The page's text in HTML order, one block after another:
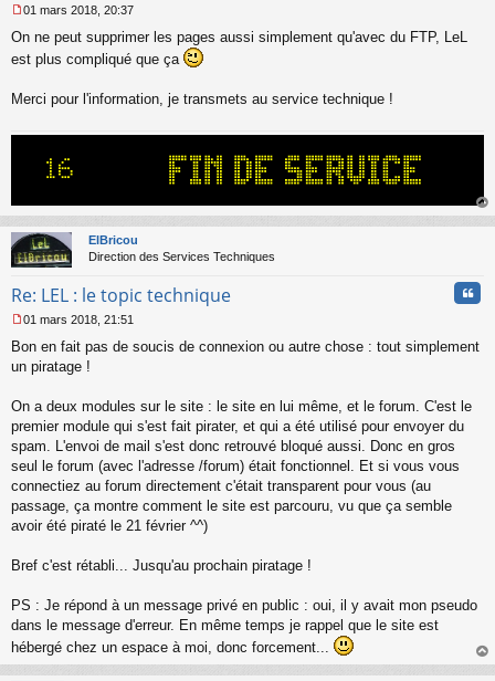
e
s
g
n
u
01 mars 2018, 20:37
On ne peut supprimer les pages aussi simplement qu'avec du FTP, LeL
est plus compliqué que ça
Merci pour l'information, je transmets au service technique !
au
ElBricou
Direction des Services Techniques
Re: LEL : le topic technique
e
s
g
e
n
o
n
u
01 mars 2018, 21:51
Bon en fait pas de soucis de connexion ou autre chose : tout simplement
un piratage !
On a deux modules sur le site : le site en lui même, et le forum. C'est le
premier module qui s'est fait pirater, et qui a été utilisé pour envoyer du
spam. L'envoi de mail s'est donc retrouvé bloqué aussi. Donc en gros
seul le forum (avec l'adresse /forum) était fonctionnel. Et si vous vous
connectiez au forum directement c'était transparent pour vous (au
passage, ça montre comment le site est parcouru, vu que ça semble
avoir été piraté le 21 février ^^)
Bref c'est rétabli... Jusqu'au prochain piratage !
PS : Je répond à un message privé en public : oui, il y avait mon pseudo
dans le message d'erreur. En même temps je rappel que le site est
hébergé chez un espace à moi, donc forcement...
au